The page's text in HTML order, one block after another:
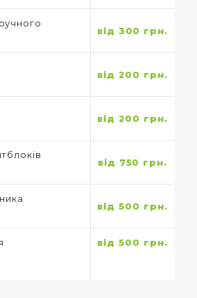
від 300 грн.
від 200 грн.
від 200 грн.
від 750 грн.
від 500 грн.
від 500 грн.